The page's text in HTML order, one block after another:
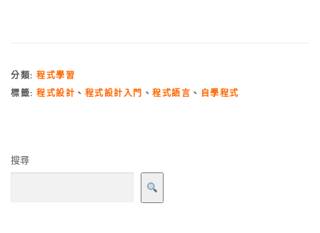
分類: 程式學習
標籤: 程式設計 、 程式設計入門 、 程式語言 、 自學程式
搜尋